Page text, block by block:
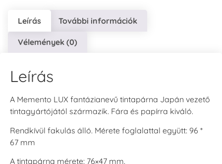
Leírás További információk
Vélemények (0)
Leírás
A Memento LUX fantázianevű tintapárna Japán vezető
tintagyártójától származik. Fára és papírra kiváló.
Rendkívül fakulás álló. Mérete foglalattal együtt: 96 *
67 mm
A tintapárna mérete: 76×47 mm.